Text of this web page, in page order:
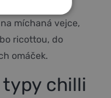
míchaná vejce,
ricottou, do
omáček.
chilli